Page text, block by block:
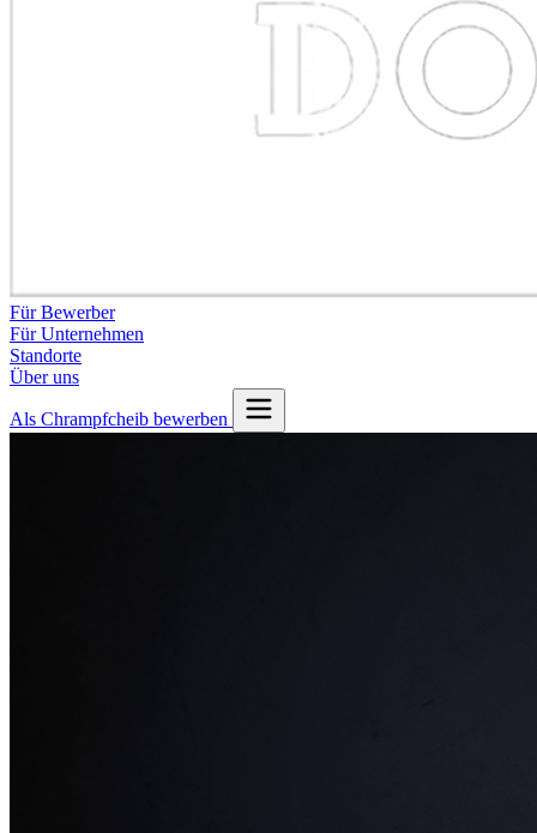
Für Bewerber
Für Unternehmen
Standorte
Über uns
Als Chrampfcheib bewerben